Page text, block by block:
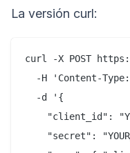
La versión curl:
curl -X POST
-H 'Content-
  -d '{
"client_id":
"secret":